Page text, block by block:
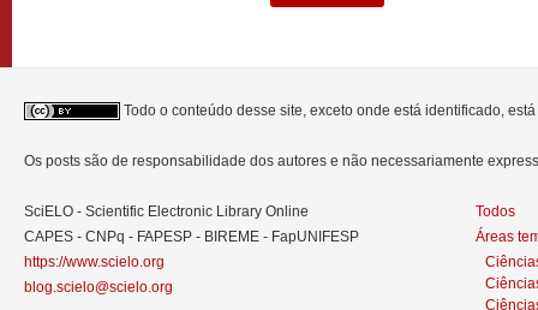
Todo o conteúdo desse site, exceto onde está identificado,
Os posts são de responsabilidade dos autores e não necessariamente
SciELO - Scientific Electronic Library Online
CAPES - CNPq - FAPESP - BIREME - FapUNIFESP
https://www.scielo.org
blog.scielo@scielo.org
Todos
Áreas